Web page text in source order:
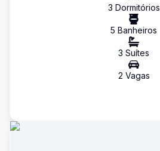
3 Dormitórios
5 Banheiros
3 Suítes
2 Vagas